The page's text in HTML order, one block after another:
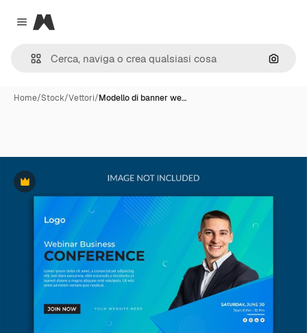
Close menu
Magnific
Cerca
Home/Stock/Vettori/Modello di banner we…
Premium